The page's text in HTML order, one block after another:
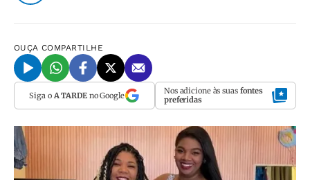
OUÇA COMPARTILHE
Siga o A TARDEno Google Nos adicione às suas fontes
preferidas